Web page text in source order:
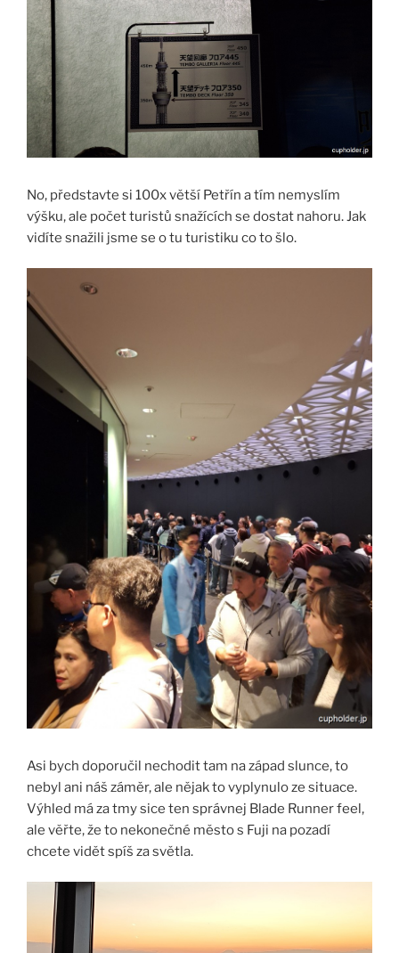
No, představte si 100x větší Petřín a tím nemyslím
výšku, ale počet turistů snažících se dostat nahoru. Jak
vidíte snažili jsme se o tu turistiku co to šlo.
Asi bych doporučil nechodit tam na západ slunce, to
nebyl ani náš záměr, ale nějak to vyplynulo ze situace.
Výhled má za tmy sice ten správnej Blade Runner feel,
ale věřte, že to nekonečné město s Fuji na pozadí
chcete vidět spíš za světla.